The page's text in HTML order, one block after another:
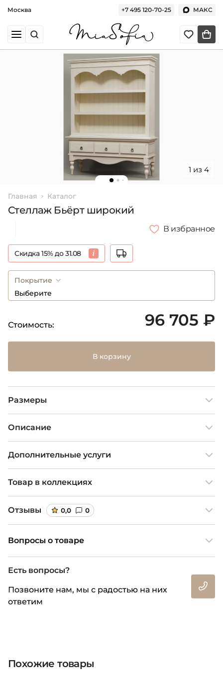
Москва +7 495 120-70-25 МАКС
1 из 4
Главная Каталог
Стеллаж Бьёрт широкий
В избранное
Скидка 15% до 31.08
Покрытие
Выберите
Стоимость: 96 705 ₽
В корзину
Размеры
Описание
Дополнительные услуги
Товар в коллекциях
Отзывы 0,0 0
Вопросы о товаре
Есть вопросы?
Позвоните нам, мы с радостью на них
ответим
Похожие товары